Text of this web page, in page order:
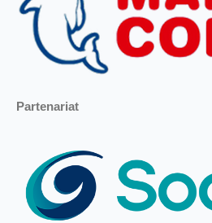
Partenariat